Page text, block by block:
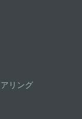
リング